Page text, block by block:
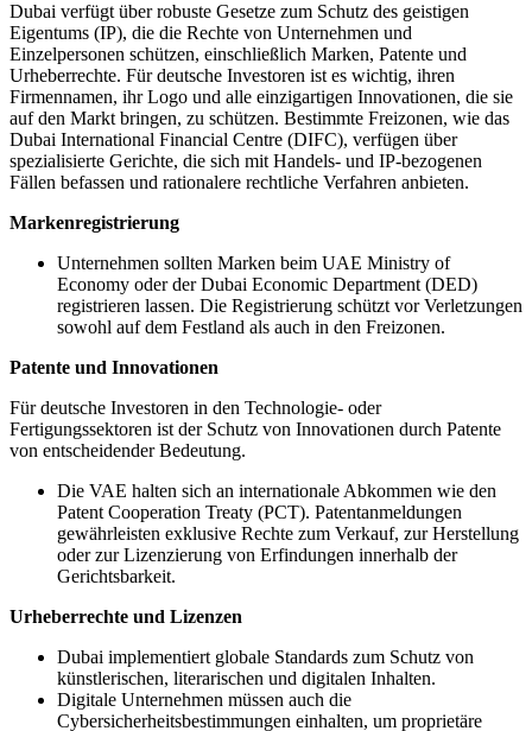
Dubai verfügt über robuste Gesetze zum Schutz des geistigen
Eigentums (IP), die die Rechte von Unternehmen und
Einzelpersonen schützen, einschließlich Marken, Patente und
Urheberrechte. Für deutsche Investoren ist es wichtig, ihren
Firmennamen, ihr Logo und alle einzigartigen Innovationen, die sie
auf den Markt bringen, zu schützen. Bestimmte Freizonen, wie das
Dubai International Financial Centre (DIFC), verfügen über
spezialisierte Gerichte, die sich mit Handels- und IP-bezogenen
Fällen befassen und rationalere rechtliche Verfahren anbieten.
Markenregistrierung
Unternehmen sollten Marken beim UAE Ministry of
Economy oder der Dubai Economic Department (DED)
registrieren lassen. Die Registrierung schützt vor Verletzungen
sowohl auf dem Festland als auch in den Freizonen.
Patente und Innovationen
Für deutsche Investoren in den Technologie- oder
Fertigungssektoren ist der Schutz von Innovationen durch Patente
von entscheidender Bedeutung.
Die VAE halten sich an internationale Abkommen wie den
Patent Cooperation Treaty (PCT). Patentanmeldungen
gewährleisten exklusive Rechte zum Verkauf, zur Herstellung
oder zur Lizenzierung von Erfindungen innerhalb der
Gerichtsbarkeit.
Urheberrechte und Lizenzen
Dubai implementiert globale Standards zum Schutz von
künstlerischen, literarischen und digitalen Inhalten.
Digitale Unternehmen müssen auch die
Cybersicherheitsbestimmungen einhalten, um proprietäre